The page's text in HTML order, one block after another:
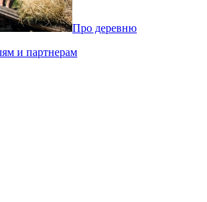
Про деревню
и партнерам